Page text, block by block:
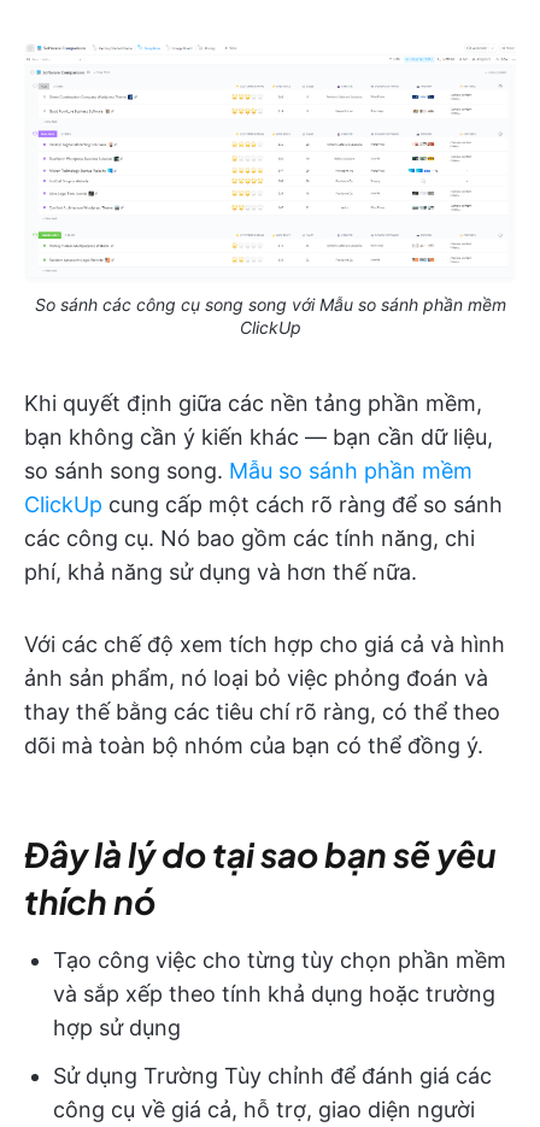
So sánh các công cụ song song với Mẫu so sánh phần mềm
ClickUp
Khi quyết định giữa các nền tảng phần mềm,
bạn không cần ý kiến khác — bạn cần dữ liệu,
so sánh song song. Mẫu so sánh phần mềm
ClickUp cung cấp một cách rõ ràng để so sánh
các công cụ. Nó bao gồm các tính năng, chi
phí, khả năng sử dụng và hơn thế nữa.
Với các chế độ xem tích hợp cho giá cả và hình
ảnh sản phẩm, nó loại bỏ việc phỏng đoán và
thay thế bằng các tiêu chí rõ ràng, có thể theo
dõi mà toàn bộ nhóm của bạn có thể đồng ý.
Đây là lý do tại sao bạn sẽ yêu
thích nó
Tạo công việc cho từng tùy chọn phần mềm
và sắp xếp theo tính khả dụng hoặc trường
hợp sử dụng
Sử dụng Trường Tùy chỉnh để đánh giá các
công cụ về giá cả, hỗ trợ, giao diện người